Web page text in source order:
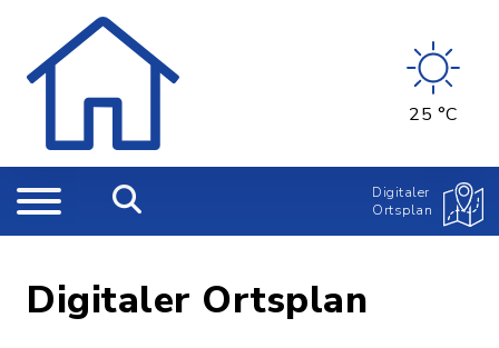
25 °C
Digitaler
Ortsplan
Digitaler Ortsplan